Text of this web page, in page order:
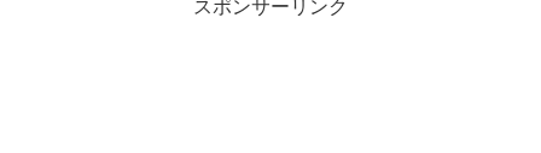
スポンサーリンク